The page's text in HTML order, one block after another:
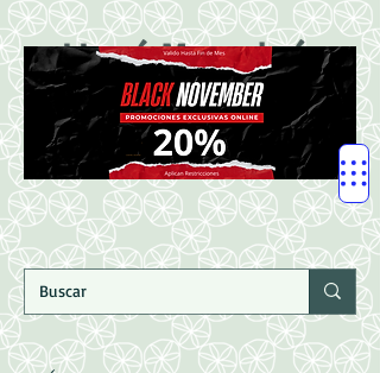
LLegó Mercadería
Nuevaaaaaa!!!!!